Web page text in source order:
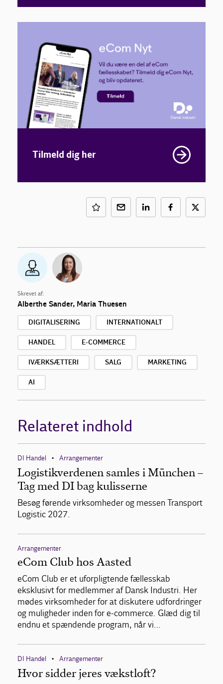
Tilmeld dig her
Skrevet af:
Alberthe Sander, Maria Thuesen
DIGITALISERING INTERNATIONALT
HANDEL E-COMMERCE
IVÆRKSÆTTERI SALG MARKETING
AI
Relateret indhold
DI Handel • Arrangementer
Logistikverdenen samles i München –
Tag med DI bag kulisserne
Besøg førende virksomheder og messen Transport
Logistic 2027.
Arrangementer
eCom Club hos Aasted
eCom Club er et uforpligtende fællesskab
eksklusivt for medlemmer af Dansk Industri. Her
mødes virksomheder for at diskutere udfordringer
og muligheder inden for e-commerce. Glæd dig til
endnu et spændende program, når vi…
DI Handel • Arrangementer
Hvor sidder jeres vækstloft?